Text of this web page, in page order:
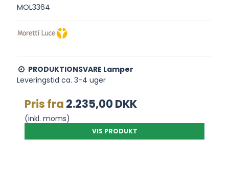
MOL3364
PRODUKTIONSVARE Lamper
Leveringstid ca. 3-4 uger
Pris fra 2.235,00 DKK
(inkl. moms)
VIS PRODUKT